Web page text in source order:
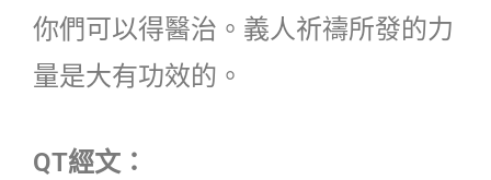
你們可以得醫治。義人祈禱所發的力
量是大有功效的。
QT經文：